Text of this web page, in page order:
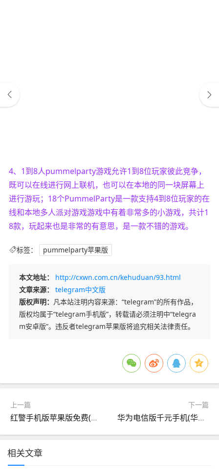
4、1到8人pummelparty游戏允许1到8位玩家彼此竞争，
既可以在线进行网上联机，也可以在本地的同一块屏幕上
进行游玩；18个PummelParty是一款支持4到8位玩家的在
线和本地多人派对游戏游戏中有着非常多的小游戏，共计1
8款，玩起来也是非常的有意思，是一款不错的游戏。
标签： pummelparty苹果版
本文地址：
http://cxwn.com.cn/kehuduan/93.html
文章来源：
telegram中文版
版权声明： 凡本站注明内容来源：“telegram”的所有作品，
版权均属于“telegram手机版”，转载请必须注明中“telegra
m安卓版”。违反者telegram苹果版将追究相关法律责任。
上一篇
红警手机版苹果版免费(红警手机版ios怎么下)
下一篇
华为电信版千元手机(华为电信版千元手机推荐)
相关文章